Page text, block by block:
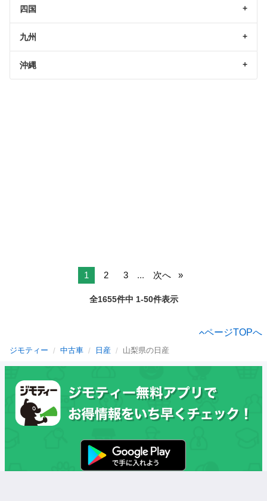
四国
九州
沖縄
1 2 3 ... 次へ
全1655件中 1-50件表示
ページTOPへ
ジモティー 中古車 日産 山梨県の日産